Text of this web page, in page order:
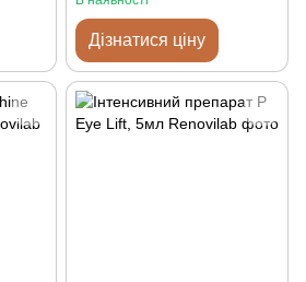
Дізнатися ціну